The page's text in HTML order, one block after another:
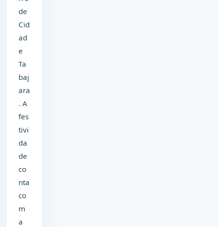
de
Cid
ad
e
Ta
baj
ara
. A
fes
tivi
da
de
co
nta
co
m
a